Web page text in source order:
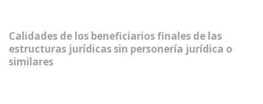
Calidades de los beneficiarios finales de las
estructuras jurídicas sin personería jurídica o
similares